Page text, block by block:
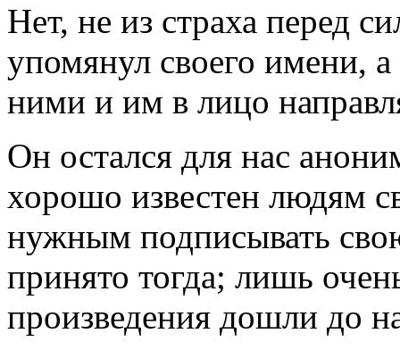
Нет, не из страха перед
упомянул своего имени,
ними и им в лицо
Он остался для нас
хорошо известен людям
нужным подписывать
принято тогда; лишь
произведения дошли до